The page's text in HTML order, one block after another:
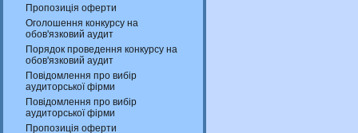
Пропозиція оферти
Оголошення конкурсу на
обов'язковий аудит
Порядок проведення конкурсу на
обов'язковий аудит
Повідомлення про вибір
аудиторської фірми
Повідомлення про вибір
аудиторської фірми
Пропозиція оферти